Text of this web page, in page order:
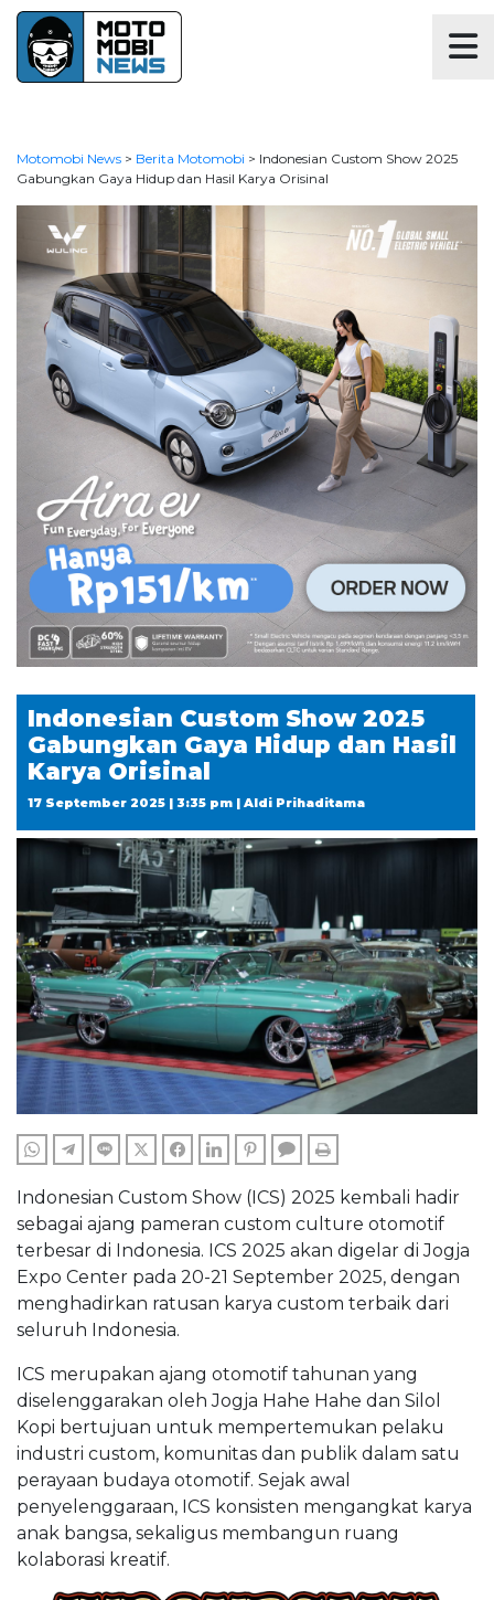
Motomobi News > Berita Motomobi > Indonesian Custom Show 2025
Gabungkan Gaya Hidup dan Hasil Karya Orisinal
Indonesian Custom Show 2025
Gabungkan Gaya Hidup dan Hasil
Karya Orisinal
17 September 2025 | 3:35 pm | Aldi Prihaditama
WHATSAPPTELEGRAM
LINE TWITTERFACEBOOKLINKEDINPINTERESTCOMMENTS
Indonesian Custom Show (ICS) 2025 kembali hadir
sebagai ajang pameran custom culture otomotif
terbesar di Indonesia. ICS 2025 akan digelar di Jogja
Expo Center pada 20-21 September 2025, dengan
menghadirkan ratusan karya custom terbaik dari
seluruh Indonesia.
ICS merupakan ajang otomotif tahunan yang
diselenggarakan oleh Jogja Hahe Hahe dan Silol
Kopi bertujuan untuk mempertemukan pelaku
industri custom, komunitas dan publik dalam satu
perayaan budaya otomotif. Sejak awal
penyelenggaraan, ICS konsisten mengangkat karya
anak bangsa, sekaligus membangun ruang
kolaborasi kreatif.